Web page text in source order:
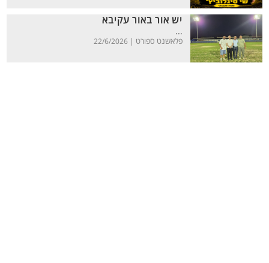
יש אור באור עקיבא
...
פלאשנט ספורט | 22/6/2026